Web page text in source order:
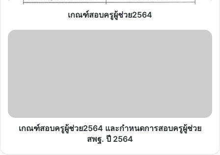
เกณฑ์สอบครูผู้ช่วย2564
เกณฑ์
ครู
เกณฑ์สอบครูผู้ช่วย2564 และกำหนดการสอบครูผู้ช่วย
สพฐ. ปี 2564